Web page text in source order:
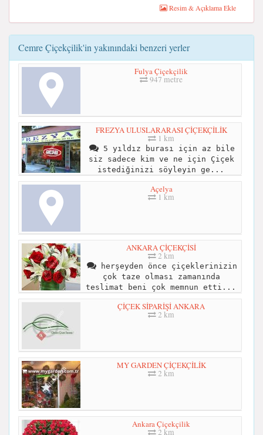
Resim & Açıklama Ekle
Cemre Çiçekçilik'in yakınındaki benzeri yerler
Fulya Çiçekçilik
947 metre
FREZYA ULUSLARARASI ÇİÇEKÇİLİK
1 km
5 yıldız burası için az bile
siz sadece kim ve ne için Çiçek
istediğinizi söyleyin ge...
Açelya
1 km
ANKARA ÇİÇEKÇİSİ
2 km
herşeyden önce çiçeklerinizin
çok taze olması zamanında
teslimat beni çok memnun etti...
ÇİÇEK SİPARİŞİ ANKARA
2 km
MY GARDEN ÇİÇEKÇİLİK
2 km
Ankara Çiçekçilik
2 km